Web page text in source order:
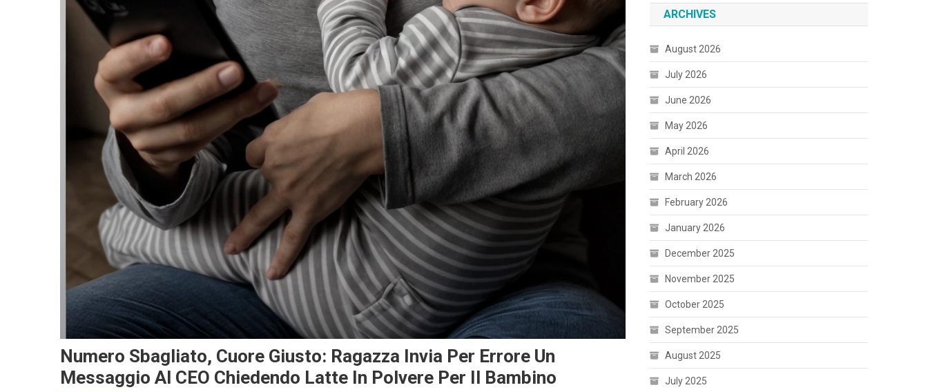
Numero Sbagliato, Cuore Giusto: Ragazza Invia Per Errore Un
Messaggio Al CEO Chiedendo Latte In Polvere Per Il Bambino
ARCHIVES
August 2026
July 2026
June 2026
May 2026
April 2026
March 2026
February 2026
January 2026
December 2025
November 2025
October 2025
September 2025
August 2025
July 2025